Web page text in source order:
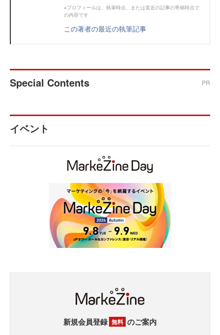
※プロフィールは、執筆時点、または直近の記事の寄稿時点で
の内容です
この著者の最近の執筆記事
Special Contents PR
イベント
新規会員登録 無料 のご案内